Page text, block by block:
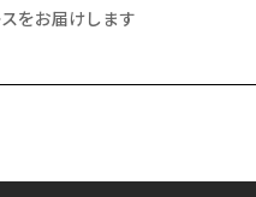
をお届けします